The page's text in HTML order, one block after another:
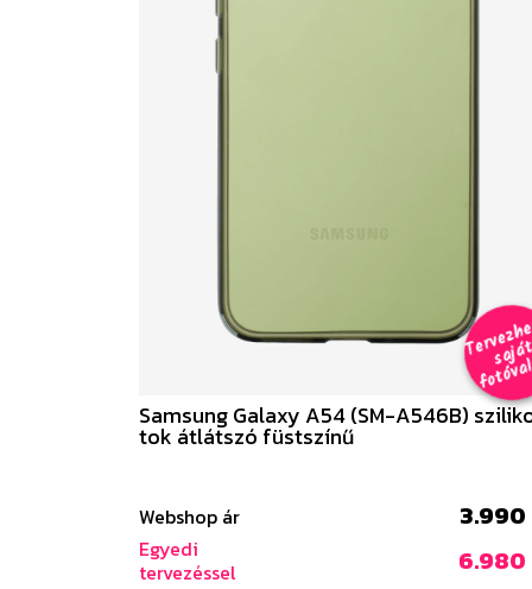
T
t
al
Samsung Galaxy A54 (SM-A546B)
tok átlátszó füstszínű
Webshop ár 3.990
Egyedi
tervezéssel
6.980